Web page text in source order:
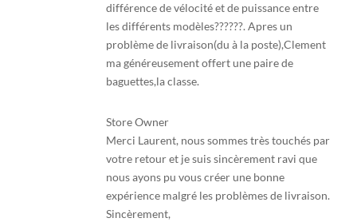
différence de vélocité et de puissance entre
les différents modèles??????. Apres un
problème de livraison(du à la poste),Clement
ma généreusement offert une paire de
baguettes,la classe.
Store Owner
Merci Laurent, nous sommes très touchés par
votre retour et je suis sincèrement ravi que
nous ayons pu vous créer une bonne
expérience malgré les problèmes de livraison.
Sincèrement,